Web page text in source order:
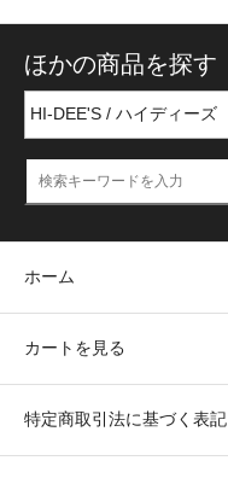
ほかの商品を探す
ホーム
カートを見る
特定商取引法に基づく表記